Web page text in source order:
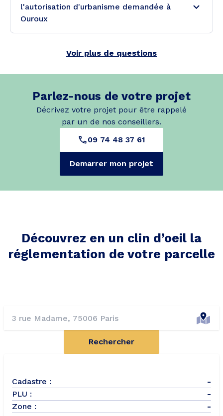
l'autorisation d'urbanisme demandée à
Ouroux
Voir plus de questions
Parlez-nous de votre projet
Décrivez votre projet pour être rappelé
par un de nos conseillers.
09 74 48 37 61
Demarrer mon projet
Découvrez en un clin d’oeil la
réglementation de votre parcelle
Rechercher
Cadastre :
-
PLU :
-
Zone :
-